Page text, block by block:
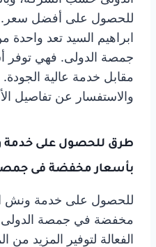
للحصول على أفضل سعر.
ابراهيم السيد تعد
جمصة الدولى. فهي توفر
مقابل خدمة عالية
والاستفسار عن تفاصيل
طرق للحصول على خدمة
بأسعار مخفضة فى
للحصول على خدمة ونش
مخفضة في جمصة
الفعالة لتوفير المزيد